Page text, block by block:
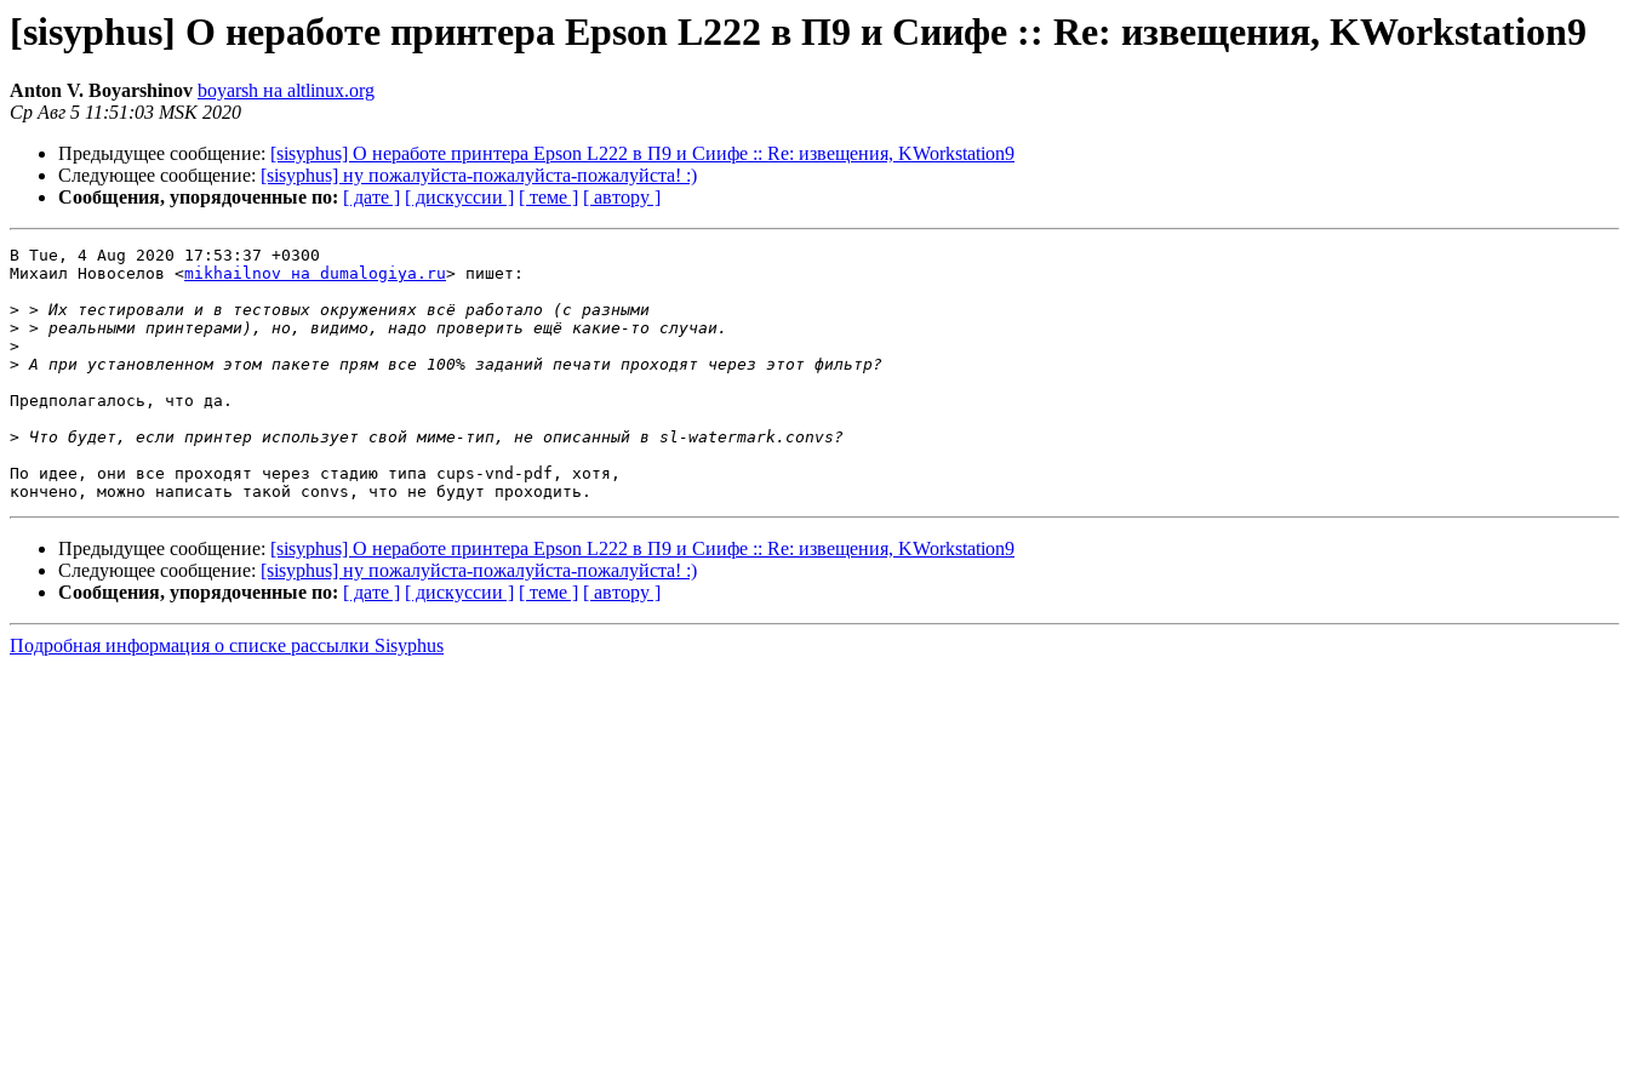
[sisyphus] О неработе принтера Epson L222 в П9 и Сиифе :: Re: извещения, KWorkstation9
Anton V. Boyarshinov boyarsh на altlinux.org
Ср Авг 5 11:51:03 MSK 2020
Предыдущее сообщение: [sisyphus] О неработе принтера Epson L222 в П9 и Сиифе :: Re: извещения, KWorkstation9
Следующее сообщение: [sisyphus] ну пожалуйста-пожалуйста-пожалуйста! :)
Сообщения, упорядоченные по: [ дате ] [ дискуссии ] [ теме ] [ автору ]
В Tue, 4 Aug 2020 17:53:37 +0300
Михаил Новоселов <mikhailnov на dumalogiya.ru> пишет:
>
>
>
>
Предполагалось, что да.
>
По идее, они все проходят через стадию типа cups-vnd-pdf, хотя,
Предыдущее сообщение: [sisyphus] О неработе принтера Epson L222 в П9 и Сиифе :: Re: извещения, KWorkstation9
Следующее сообщение: [sisyphus] ну пожалуйста-пожалуйста-пожалуйста! :)
Сообщения, упорядоченные по: [ дате ] [ дискуссии ] [ теме ] [ автору ]
Подробная информация о списке рассылки Sisyphus